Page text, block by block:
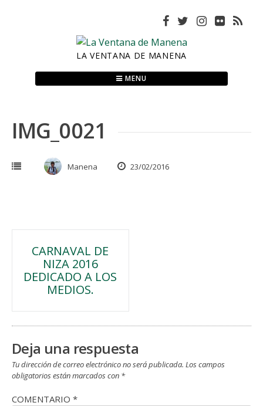
LA VENTANA DE MANENA
MENU
IMG_0021
Manena 23/02/2016
Navegación
de
entradas
CARNAVAL DE
NIZA 2016
DEDICADO A LOS
MEDIOS.
Deja una respuesta
Tu dirección de correo electrónico no será publicada. Los campos
obligatorios están marcados con *
COMENTARIO *